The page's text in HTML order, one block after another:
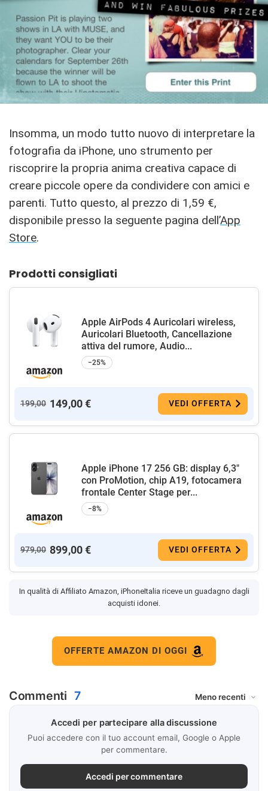
Insomma, un modo tutto nuovo di interpretare la
fotografia da iPhone, uno strumento per
riscoprire la propria anima creativa capace di
creare piccole opere da condividere con amici e
parenti. Tutto questo, al prezzo di 1,59 €,
disponibile presso la seguente pagina dell’App
Store.
Prodotti consigliati
Apple AirPods 4 Auricolari wireless,
Auricolari Bluetooth, Cancellazione
attiva del rumore, Audio...
−25%
199,00 149,00 € VEDI OFFERTA
Apple iPhone 17 256 GB: display 6,3"
con ProMotion, chip A19, fotocamera
frontale Center Stage per...
−8%
979,00 899,00 € VEDI OFFERTA
In qualità di Affiliato Amazon, iPhoneItalia riceve un guadagno dagli
acquisti idonei.
OFFERTE AMAZON DI OGGI
Commenti 7
Accedi per partecipare alla discussione
Puoi accedere con il tuo account email, Google o Apple
per commentare.
Accedi per commentare